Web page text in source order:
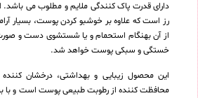
دارای قدرت پاک کنندگی ملایم و مطلوب می باشد.
رز است که علاوه بر خوشبو کردن پوست، بسیار
از آن بهنگام استحمام و یا شستشوی دست و
خستگی و سبکی پوست خواهد شد.
این محصول زیبایی و بهداشتی، درخشان
محافظت کننده از رطوبت طبیعی پوست است و با